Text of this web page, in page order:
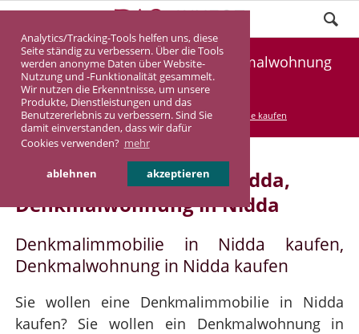
Analytics/Tracking-Tools helfen uns, diese
Seite ständig zu verbessern. Über die Tools
werden anonyme Daten über Website-
Nutzung und -Funktionalität gesammelt.
Wir nutzen die Erkenntnisse, um unsere
Produkte, Dienstleistungen und das
Benutzererlebnis zu verbessern. Sind Sie
damit einverstanden, dass wir dafür
Cookies verwenden? mehr
ablehnen akzeptieren
Denkmalimmobilie Nidda, Denkmalwohnung
Nidda
DASINVEST Service Denkmalimmobilie kaufen
Denkmalimmobilie in Nidda,
Denkmalwohnung in Nidda
Denkmalimmobilie in Nidda kaufen,
Denkmalwohnung in Nidda kaufen
Sie wollen eine Denkmalimmobilie in Nidda
kaufen? Sie wollen ein Denkmalwohnung in